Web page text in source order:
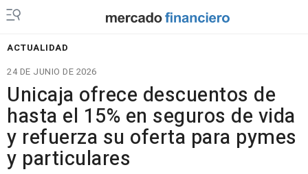
ACTUALIDAD
24 DE JUNIO DE 2026
Unicaja ofrece descuentos de
hasta el 15% en seguros de vida
y refuerza su oferta para pymes
y particulares